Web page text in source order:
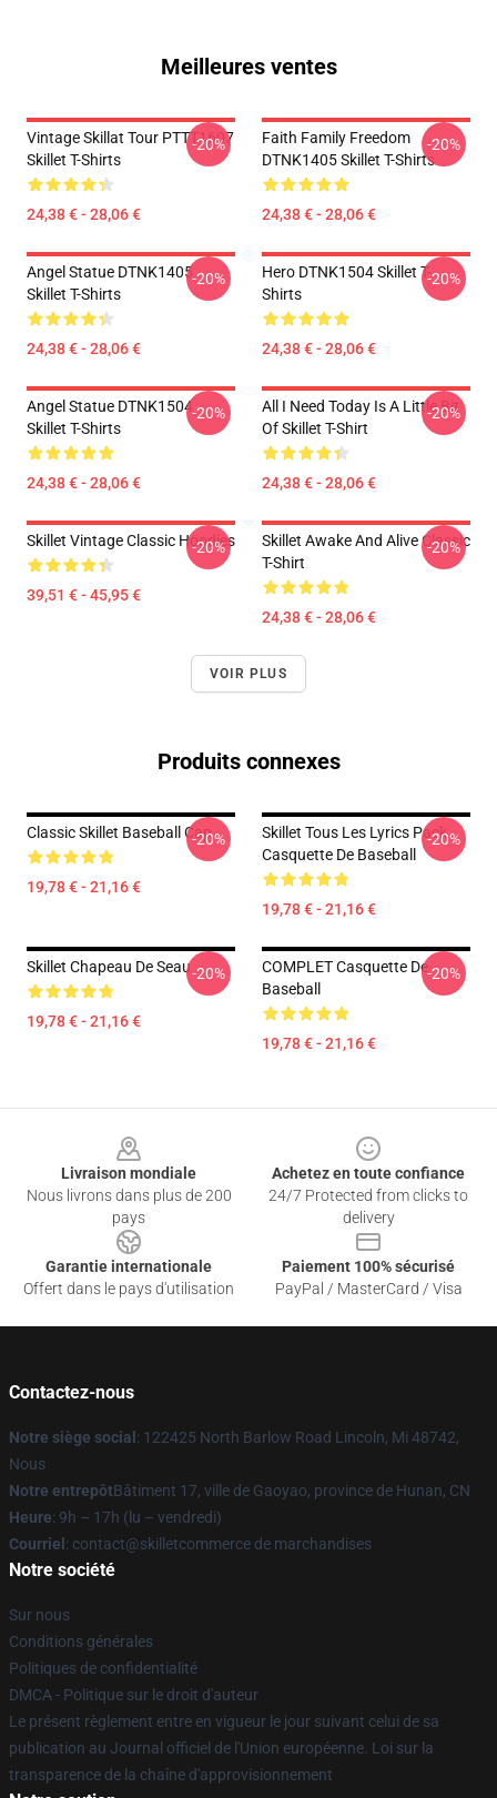
Meilleures ventes
Vintage Skillat Tour PTTT1607
Skillet T-Shirts
24,38 € - 28,06 €
-20%
Faith Family Freedom
DTNK1405 Skillet T-Shirts
24,38 € - 28,06 €
-20%
Angel Statue DTNK1405
Skillet T-Shirts
24,38 € - 28,06 €
-20%
Hero DTNK1504 Skillet T-
Shirts
24,38 € - 28,06 €
-20%
Angel Statue DTNK1504
Skillet T-Shirts
24,38 € - 28,06 €
-20%
All I Need Today Is A Little Bit
Of Skillet T-Shirt
24,38 € - 28,06 €
-20%
Skillet Vintage Classic Hoodies
39,51 € - 45,95 €
-20%
Skillet Awake And Alive Classic
T-Shirt
24,38 € - 28,06 €
-20%
VOIR PLUS
Produits connexes
Classic Skillet Baseball Cap
19,78 € - 21,16 €
-20%
Skillet Tous Les Lyrics Pack
Casquette De Baseball
19,78 € - 21,16 €
-20%
Skillet Chapeau De Seau
19,78 € - 21,16 €
-20%
COMPLET Casquette De
Baseball
19,78 € - 21,16 €
-20%
Livraison mondiale
Nous livrons dans plus de 200
pays
Achetez en toute confiance
24/7 Protected from clicks to
delivery
Garantie internationale
Offert dans le pays d'utilisation
Paiement 100% sécurisé
PayPal / MasterCard / Visa
Contactez-nous
Notre siège social : 122425 North Barlow Road Lincoln, Mi 48742,
Nous
Notre entrepôtBâtiment 17, ville de Gaoyao, province de Hunan, CN
Heure: 9h – 17h (lu – vendredi)
Courriel : contact@skilletcommerce de marchandises
Notre société
Sur nous
Conditions générales
Politiques de confidentialité
DMCA - Politique sur le droit d'auteur
Le présent règlement entre en vigueur le jour suivant celui de sa
publication au Journal officiel de l'Union européenne. Loi sur la
transparence de la chaîne d'approvisionnement